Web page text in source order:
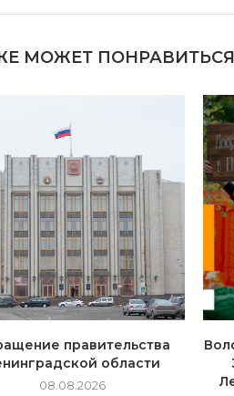
МОЖЕТ ПОНРАВИТЬСЯ
правительства
области
08.08.2026